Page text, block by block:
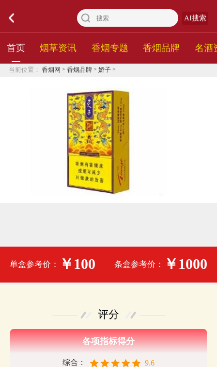
AI搜索
首页 烟草资讯 香烟专题 香烟品牌 名酒
当前位置： 香烟网 > 香烟品牌 > 娇子>
单盒参考价： ￥100 条盒参考价： ￥1000
评分
各项指标得分
综合： 9.6